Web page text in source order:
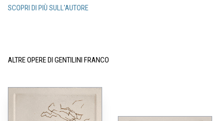
SCOPRI DI PIÙ SULL'AUTORE
ALTRE OPERE DI GENTILINI FRANCO